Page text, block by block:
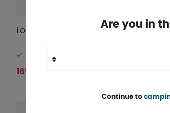
Lock med kran
165 kr KÖP!
Are you in
Continue to